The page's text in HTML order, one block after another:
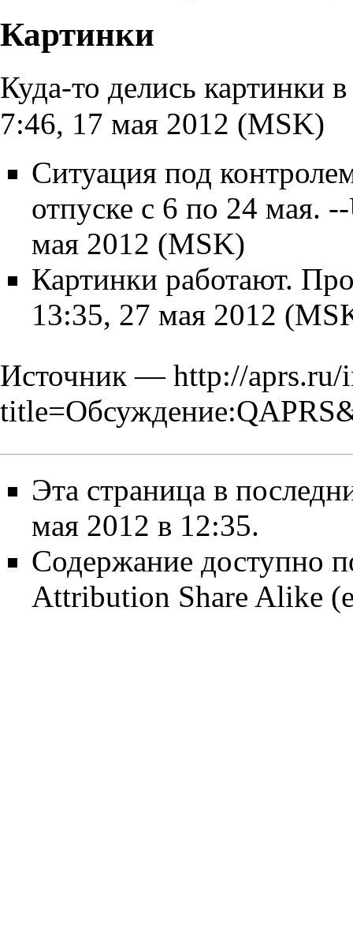
Картинки
Куда-то делись картинки
7:46, 17 мая 2012 (MSK)
Ситуация под
отпуске с 6 по 24 мая. --
мая 2012 (MSK)
Картинки работают.
13:35, 27 мая 2012
Источник — http://aprs.ru/
Эта страница в
мая 2012 в 12:35.
Содержание доступно
Attribution Share Alike